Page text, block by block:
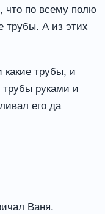
что по всему полю
трубы. А из этих
какие трубы, и
руками и
его да
Ваня.